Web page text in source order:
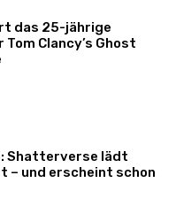
das 25-jährige
Clancy’s Ghost
Shatterverse lädt
– und erscheint schon